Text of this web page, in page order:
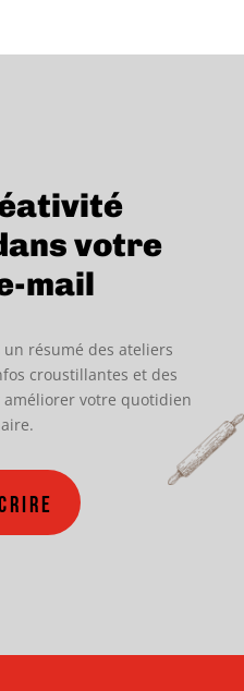
votre
mail
un résumé des ateliers
croustillantes et des
votre quotidien